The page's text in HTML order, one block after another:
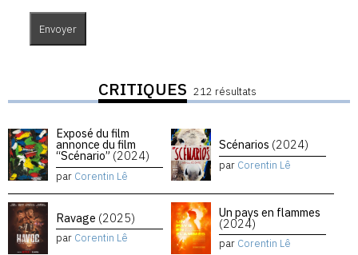
CRITIQUES 212 résultats
Exposé du film
annonce du film
“Scénario” (2024)
par Corentin Lê
Scénarios (2024)
par Corentin Lê
Ravage (2025)
par Corentin Lê
Un pays en flammes
(2024)
par Corentin Lê